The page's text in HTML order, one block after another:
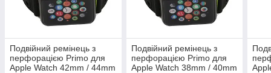
Подвійний ремінець з
перфорацією Primo для
Apple Watch 42mm / 44mm
Подвійний ремінець з
перфорацією Primo для
Apple Watch 38mm / 40mm